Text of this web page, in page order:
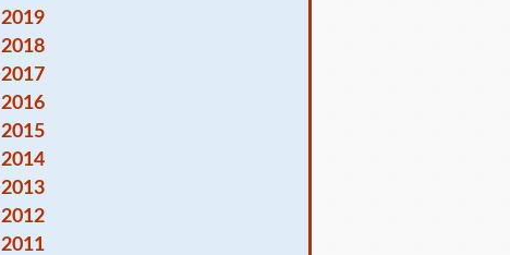
2019
2018
2017
2016
2015
2014
2013
2012
2011